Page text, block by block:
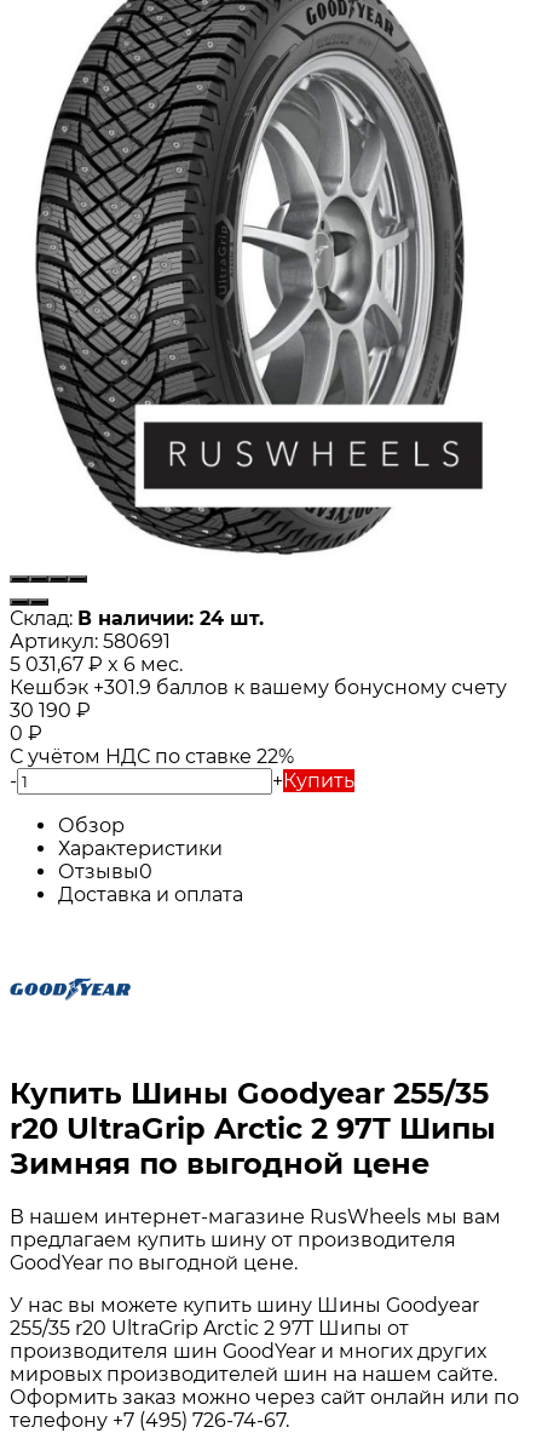
Склад: В наличии: 24 шт.
Артикул: 580691
5 031,67 ₽ x 6 мес.
Кешбэк +301.9 баллов к вашему бонусному счету
30 190 ₽
0 ₽
С учётом НДС по ставке 22%
-
+Купить
Обзор
Характеристики
Отзывы0
Доставка и оплата
Купить Шины Goodyear 255/35
r20 UltraGrip Arctic 2 97T Шипы
Зимняя по выгодной цене
В нашем интернет-магазине RusWheels мы вам
предлагаем купить шину от производителя
GoodYear по выгодной цене.
У нас вы можете купить шину Шины Goodyear
255/35 r20 UltraGrip Arctic 2 97T Шипы от
производителя шин GoodYear и многих других
мировых производителей шин на нашем сайте.
Оформить заказ можно через сайт онлайн или по
телефону +7 (495) 726-74-67.